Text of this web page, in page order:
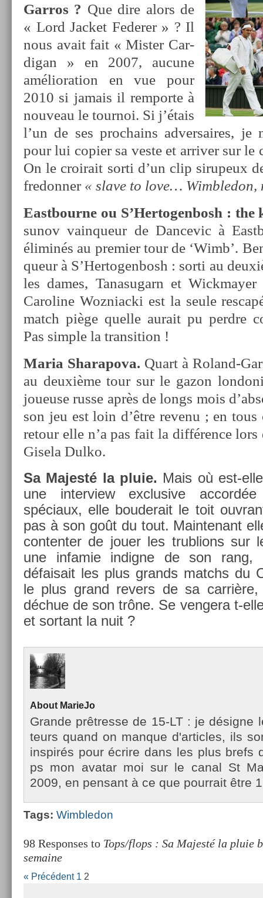
Garros ? Que dire alors de
« Lord Jac­ket Feder­er » ? Il
nous avait fait « Mis­t­er Car­
digan » en 2007, aucune
améliora­tion en vue pour
2010 si jamais il re­mpor­te à
nouveau le tour­noi. Si j’étais
l’un de ses pro­chains ad­versaires, je
pour lui co­pi­er sa veste et ar­riv­er sur
On le croirait sorti d’un clip sirupeux
fredonn­er « slave to love…
Eas­tbour­ne ou S’Her­togen­bosh :
sunov vain­queur de Dan­cevic à
éliminés au pre­mi­er tour de ‘Wimb’.
queur à S’Her­togen­bosh : sorti au
les dames, Tanasugarn et Wickmay­er
Caroline Woz­niac­ki est la seule
match piège quel­le aurait pu per­dre
Pas sim­ple la trans­i­tion !
Maria Sharapova. Quart à Roland-
au deuxième tour sur le gazon
joueuse russe après de longs mois
son jeu est loin d’être re­venu ; en tous
re­tour elle n’a pas fait la différence lors
Gisela Dulko.
Sa Majesté la pluie. Mais où est-
une in­ter­view ex­clusive
spéciaux, elle bouderait le toit
pas à son goût du tout. Main­tenant
con­tent­er de jouer les trubl­ions sur
une in­famie in­dig­ne de son
défaisait les plus grands matchs du
le plus grand re­v­ers de sa
déchue de son trône. Se ven­gera t-
et sor­tant la nuit ?
About MarieJo
Gran­de prêtres­se de 15-LT : je désigne
teurs quand on man­que d'ar­ticles, ils
in­spirés pour écrire dans les plus brefs
ps mon avatar moi sur le canal St
2009, en pen­sant à ce que pour­rait être
Tags: Wimbledon
98 Responses to Tops/flops : Sa Majesté la pluie
semaine
« Précédent 1 2